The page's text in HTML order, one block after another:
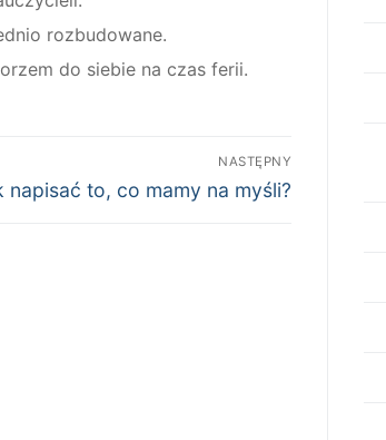
rozbudowane.
do siebie na czas ferii.
NASTĘPNY
napisać to, co mamy na myśli?